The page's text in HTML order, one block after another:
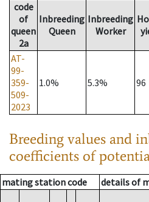
code
of
queen
2a
Inbreeding
Queen
Inbreeding
Worker
AT-
99-
359-
509-
2023
1.0% 5.3% 96
Breeding values and
coefficients of
mating station code details of